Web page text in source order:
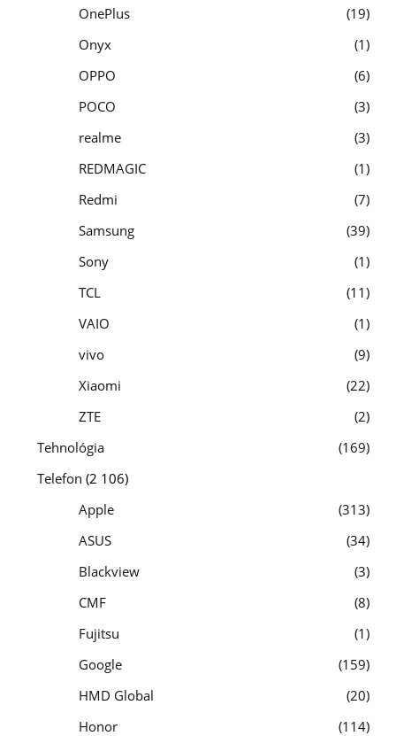
OnePlus
19
Onyx
1
OPPO
6
POCO
3
realme
3
REDMAGIC
1
Redmi
7
Samsung
39
Sony
1
TCL
11
VAIO
1
vivo
9
Xiaomi
22
ZTE
2
Tehnológia
169
Telefon (2 106)
Apple
313
ASUS
34
Blackview
3
CMF
8
Fujitsu
1
Google
159
HMD Global
20
Honor
114